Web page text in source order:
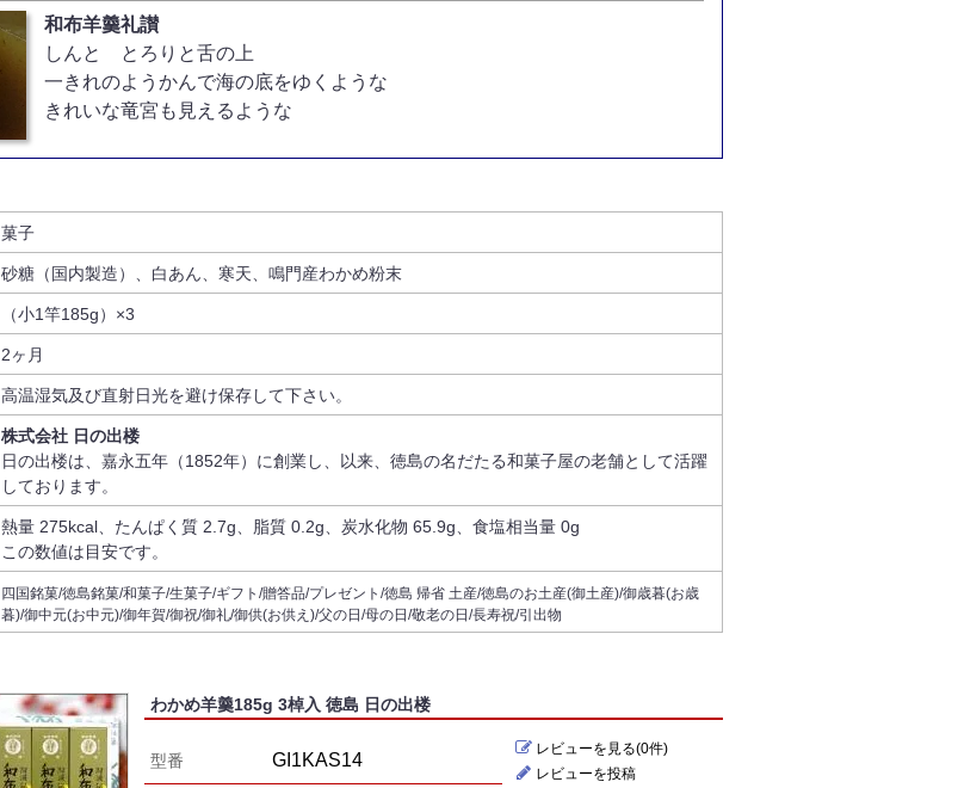
和布羊羹礼讃
しんと とろりと舌の上
一きれのようかんで海の底をゆくような
きれいな竜宮も見えるような
菓子
砂糖（国内製造）、白あん、寒天、鳴門産わかめ粉末
（小1竿185g）×3
2ヶ月
高温湿気及び直射日光を避け保存して下さい。
株式会社 日の出楼
日の出楼は、嘉永五年（1852年）に創業し、以来、徳島の名だたる和菓子屋の老舗として活躍
しております。
熱量 275kcal、たんぱく質 2.7g、脂質 0.2g、炭水化物 65.9g、食塩相当量 0g
この数値は目安です。
四国銘菓/徳島銘菓/和菓子/生菓子/ギフト/贈答品/プレゼント/徳島 帰省 土産/徳島のお土産(御土産)/御歳暮(お歳
暮)/御中元(お中元)/御年賀/御祝/御礼/御供(お供え)/父の日/母の日/敬老の日/長寿祝/引出物
わかめ羊羹185g 3棹入 徳島 日の出楼
型番 GI1KAS14
レビューを見る(0件)
レビューを投稿